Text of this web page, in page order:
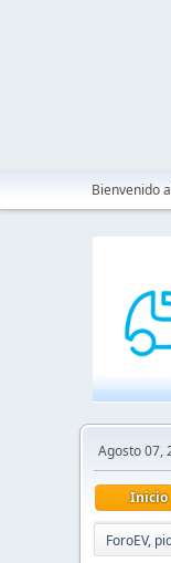
Bienvenido a
Agosto 07,
Inicio
ForoEV,